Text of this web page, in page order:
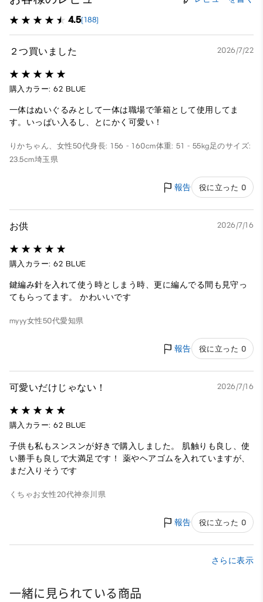
4.5(188)
２つ買いました 2026/7/22
購入カラー: 62 BLUE
一体はぬいぐるみとして一体は職場で筆箱として使用してま
す。いっぱい入るし、とにかく可愛い！
りかちゃん、 女性50代身長: 156 - 160cm体重: 51 - 55kg足のサイズ:
23.5cm埼玉県
報告 役に立った 0
お供 2026/7/16
購入カラー: 62 BLUE
鍵編み針を入れて使う時としまう時、更に編んでる間も見守っ
てもらってます。 かわいいです
myyy女性50代愛知県
報告 役に立った 0
可愛いだけじゃない！ 2026/7/16
購入カラー: 62 BLUE
子供も私もスンスンが好きで購入しました。 肌触りも良し、使
い勝手も良しで大満足です！ 薬やヘアゴムを入れていますが、
まだ入りそうです
くちゃお女性20代神奈川県
報告 役に立った 0
さらに表示
一緒に見られている商品